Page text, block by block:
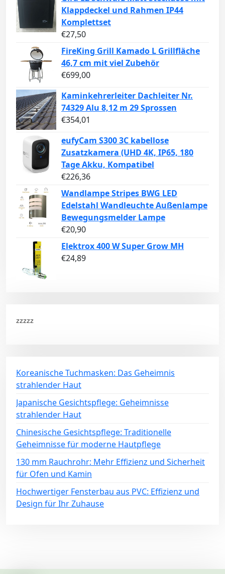
Klappdeckel und Rahmen IP44
Komplettset
€27,50
FireKing Grill Kamado L Grillfläche
46,7 cm mit viel Zubehör
€699,00
Kaminkehrerleiter Dachleiter Nr.
74329 Alu 8,12 m 29 Sprossen
€354,01
eufyCam S300 3C kabellose
Zusatzkamera (UHD 4K, IP65, 180
Tage Akku, Kompatibel
€226,36
Wandlampe Stripes BWG LED
Edelstahl Wandleuchte Außenlampe
Bewegungsmelder Lampe
€20,90
Elektrox 400 W Super Grow MH
€24,89
zzzzz
Koreanische Tuchmasken: Das Geheimnis
strahlender Haut
Japanische Gesichtspflege: Geheimnisse
strahlender Haut
Chinesische Gesichtspflege: Traditionelle
Geheimnisse für moderne Hautpflege
130 mm Rauchrohr: Mehr Effizienz und Sicherheit
für Ofen und Kamin
Hochwertiger Fensterbau aus PVC: Effizienz und
Design für Ihr Zuhause